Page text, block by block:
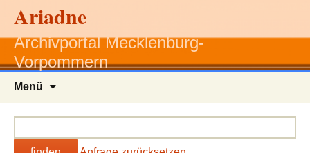
Ariadne
Archivportal Mecklenburg-
Vorpommern
Menü